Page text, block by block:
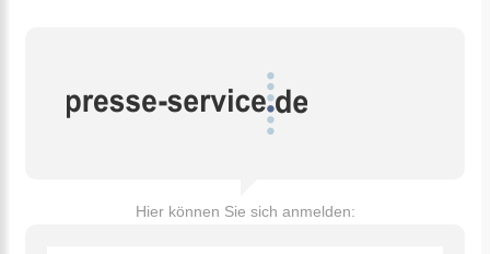
Hier können Sie sich anmelden: